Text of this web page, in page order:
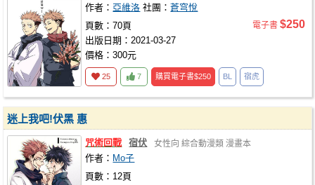
作者： 亞維洛 社團：蒼穹悅
頁數：70頁
出版日期：2021-03-27
價格：300元
電子書 $250
25 7 購買電子書$250 BL 宿虎
迷上我吧!伏黑 惠
咒術回戰 宿伏 女性向 綜合動漫類 漫畫本
作者： Mo子
頁數：12頁